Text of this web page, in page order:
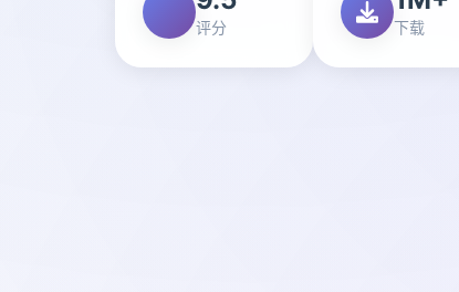
评分 下载